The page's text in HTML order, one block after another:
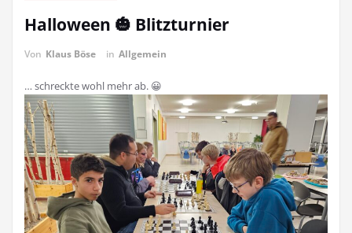
Halloween 🎃 Blitzturnier
Von Klaus Böse in Allgemein
… schreckte wohl mehr ab. 😀